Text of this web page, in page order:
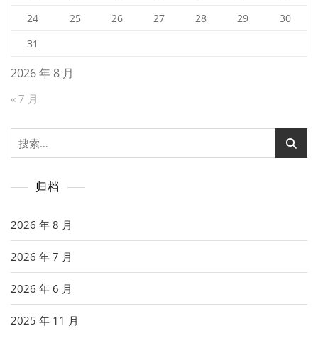
2026 年 8 月
24
25 26 27 28 29
30
31
« 7 月
搜
索：
归档
2026 年 8 月
2026 年 7 月
2026 年 6 月
2025 年 11 月